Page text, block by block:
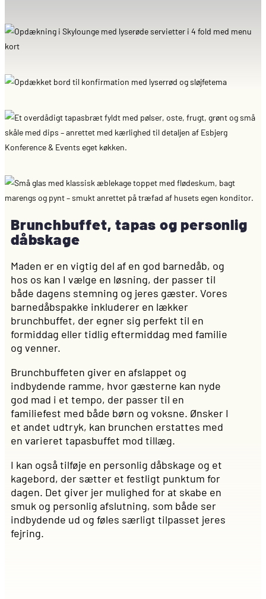
Brunchbuffet, tapas og personlig
dåbskage
Maden er en vigtig del af en god barnedåb, og
hos os kan I vælge en løsning, der passer til
både dagens stemning og jeres gæster. Vores
barnedåbspakke inkluderer en lækker
brunchbuffet, der egner sig perfekt til en
formiddag eller tidlig eftermiddag med familie
og venner.
Brunchbuffeten giver en afslappet og
indbydende ramme, hvor gæsterne kan nyde
god mad i et tempo, der passer til en
familiefest med både børn og voksne. Ønsker I
et andet udtryk, kan brunchen erstattes med
en varieret tapasbuffet mod tillæg.
I kan også tilføje en personlig dåbskage og et
kagebord, der sætter et festligt punktum for
dagen. Det giver jer mulighed for at skabe en
smuk og personlig afslutning, som både ser
indbydende ud og føles særligt tilpasset jeres
fejring.